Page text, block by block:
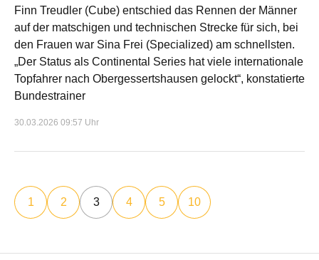
Finn Treudler (Cube) entschied das Rennen der Männer
auf der matschigen und technischen Strecke für sich, bei
den Frauen war Sina Frei (Specialized) am schnellsten.
„Der Status als Continental Series hat viele internationale
Topfahrer nach Obergessertshausen gelockt“, konstatierte
Bundestrainer
30.03.2026 09:57 Uhr
1 2 3 4 5 10